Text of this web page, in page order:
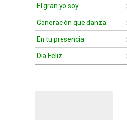
El gran yo soy
Generación que danza
En tu presencia
Día Feliz